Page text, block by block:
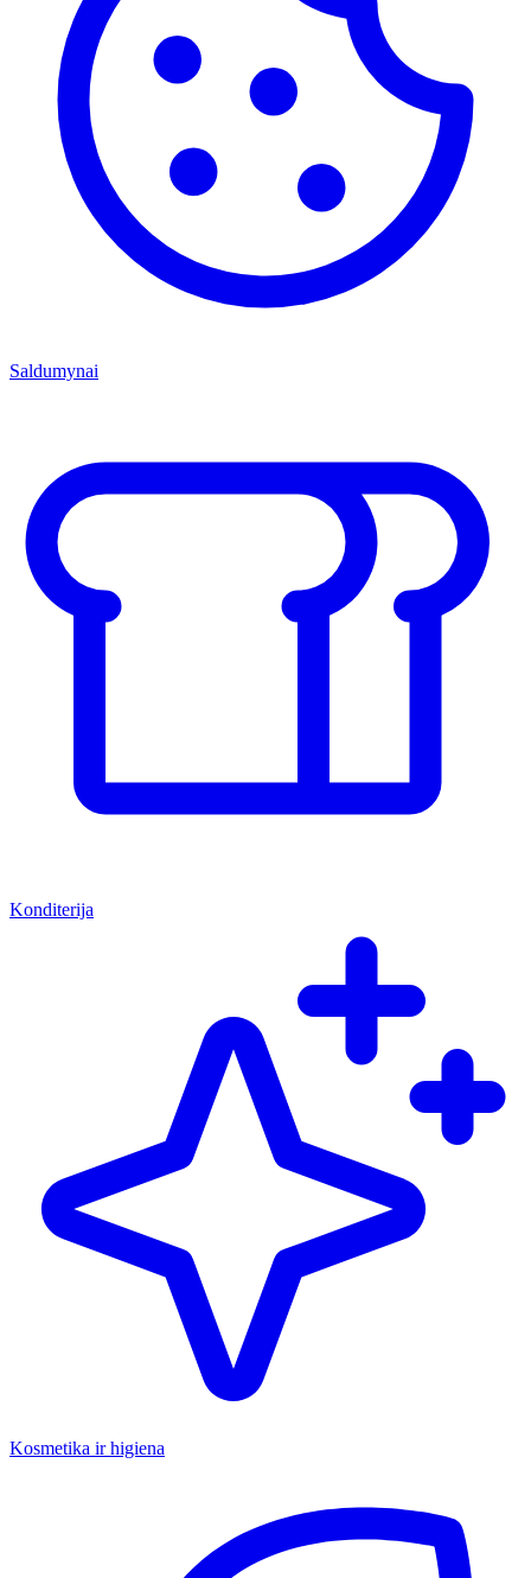
Saldumynai
Konditerija
Kosmetika ir higiena